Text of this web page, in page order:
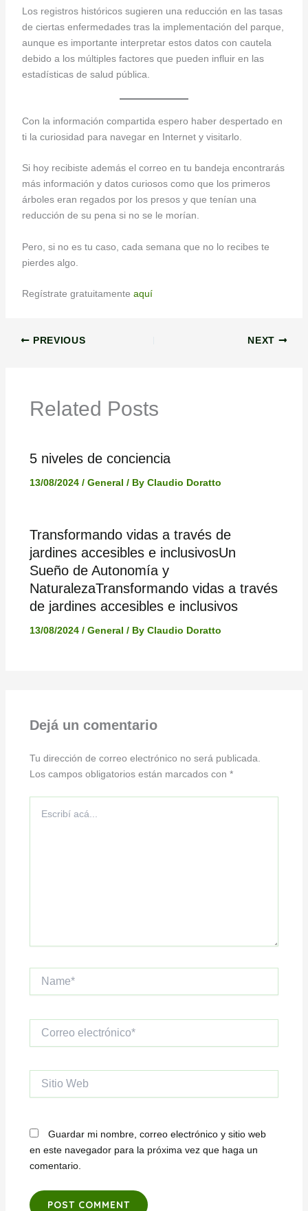
Los registros históricos sugieren una reducción en las tasas
de ciertas enfermedades tras la implementación del parque,
aunque es importante interpretar estos datos con cautela
debido a los múltiples factores que pueden influir en las
estadísticas de salud pública.
Con la información compartida espero haber despertado en
ti la curiosidad para navegar en Internet y visitarlo.
Si hoy recibiste además el correo en tu bandeja encontrarás
más información y datos curiosos como que los primeros
árboles eran regados por los presos y que tenían una
reducción de su pena si no se le morían.
Pero, si no es tu caso, cada semana que no lo recibes te
pierdes algo.
Regístrate gratuitamente aquí
PREVIOUS NEXT
Related Posts
5 niveles de conciencia
13/08/2024 / General / By Claudio Doratto
Transformando vidas a través de
jardines accesibles e inclusivosUn
Sueño de Autonomía y
NaturalezaTransformando vidas a través
de jardines accesibles e inclusivos
13/08/2024 / General / By Claudio Doratto
Dejá un comentario
Tu dirección de correo electrónico no será publicada.
Los campos obligatorios están marcados con *
acá...
Name*
electrónico*
Sitio
Web
Guardar mi nombre, correo electrónico y sitio web
en este navegador para la próxima vez que haga un
comentario.